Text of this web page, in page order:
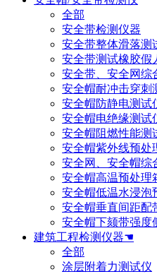
全部
安全带检测仪器
安全带整体滑落测
安全带测试橡胶假
安全带、安全网综
安全帽耐冲击穿刺
安全帽防静电测试
安全帽电绝缘测试
安全帽阻燃性能测
安全帽紫外线预处
安全网、安全帽综
安全帽高温预处理
安全帽低温水浸泡
安全帽垂直间距配
安全帽下颏带强度
建筑工程检测仪器☚
全部
涂层附着力测试仪